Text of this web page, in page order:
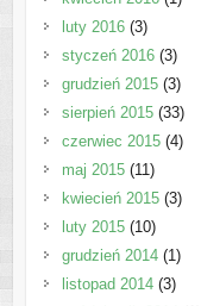
luty 2016(3)
styczeń 2016(3)
grudzień 2015(3)
sierpień 2015(33)
czerwiec 2015(4)
maj 2015(11)
kwiecień 2015(3)
luty 2015(10)
grudzień 2014(1)
listopad 2014(3)